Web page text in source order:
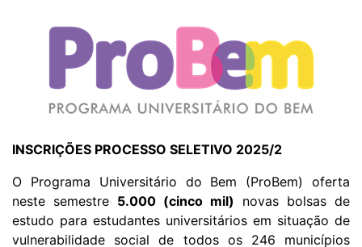
INSCRIÇÕES PROCESSO SELETIVO 2025/2
O Programa Universitário do Bem (ProBem) oferta
neste semestre 5.000 (cinco mil) novas bolsas de
estudo para estudantes universitários em situação de
vulnerabilidade social de todos os 246 municípios